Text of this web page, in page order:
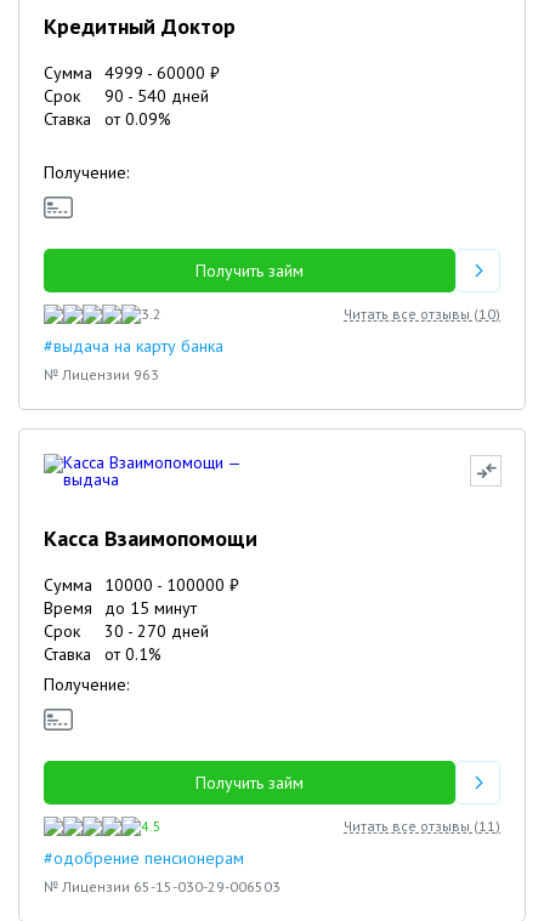
Кредитный Доктор
Сумма 4999 - 60000 ₽
Срок
90 - 540 дней
Ставка
от0.09%
Получение:
Получить займ
3.2 Читать все отзывы (10)
#выдача на карту банка
№ Лицензии 963
Касса Взаимопомощи
Сумма 10000 - 100000 ₽
Время
до 15 минут
Срок
30 - 270 дней
Ставка
от0.1%
Получение:
Получить займ
4.5 Читать все отзывы (11)
#одобрение пенсионерам
№ Лицензии 65-15-030-29-006503